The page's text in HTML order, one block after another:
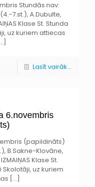
Stundās nav:
7.st.), A.Dubulte,
Klase St. Stunda
uz kuriem attiecas
Lasīt vairāk...
6.novembris
(papildināts)
B.Sakne-Klovāne,
Klase St.
Skolotāji, uz kuriem
[…]